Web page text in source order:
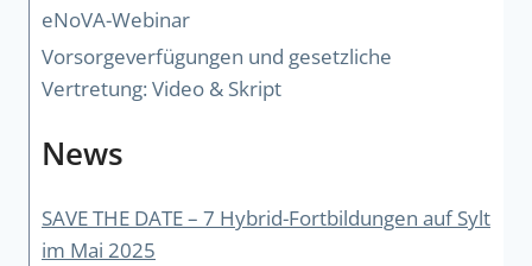
eNoVA-Webinar
Vorsorgeverfügungen und gesetzliche
Vertretung: Video & Skript
News
SAVE THE DATE – 7 Hybrid-Fortbildungen auf Sylt
im Mai 2025